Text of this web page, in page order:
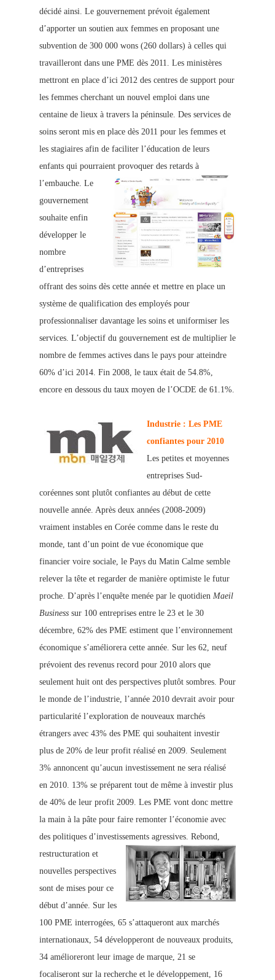
décidé ainsi. Le gouvernement prévoit également
d’apporter un soutien aux femmes en proposant une
subvention de 300 000 wons (260 dollars) à celles qui
travailleront dans une PME dès 2011. Les ministères
mettront en place d’ici 2012 des centres de support pour
les femmes cherchant un nouvel emploi dans une
centaine de lieux à travers la péninsule. Des services de
soins seront mis en place dès 2011 pour les femmes et
les stagiaires afin de faciliter l’éducation de leurs
enfants qui pourraient provoquer des retards à
l’embauche. Le
gouvernement
souhaite enfin
développer le
nombre
d’entreprises
offrant des soins dès cette année et mettre en place un
système de qualification des employés pour
professionnaliser davantage les soins et uniformiser les
services. L’objectif du gouvernement est de multiplier le
nombre de femmes actives dans le pays pour atteindre
60% d’ici 2014. Fin 2008, le taux était de 54.8%,
encore en dessous du taux moyen de l’OCDE de 61.1%.
Industrie : Les PME
confiantes pour 2010
Les petites et moyennes
entreprises Sud-
coréennes sont plutôt confiantes au début de cette
nouvelle année. Après deux années (2008-2009)
vraiment instables en Corée comme dans le reste du
monde, tant d’un point de vue économique que
financier voire sociale, le Pays du Matin Calme semble
relever la tête et regarder de manière optimiste le futur
proche. D’après l’enquête menée par le quotidien Maeil
Business sur 100 entreprises entre le 23 et le 30
décembre, 62% des PME estiment que l’environnement
économique s’améliorera cette année. Sur les 62, neuf
prévoient des revenus record pour 2010 alors que
seulement huit ont des perspectives plutôt sombres. Pour
le monde de l’industrie, l’année 2010 devrait avoir pour
particularité l’exploration de nouveaux marchés
étrangers avec 43% des PME qui souhaitent investir
plus de 20% de leur profit réalisé en 2009. Seulement
3% annoncent qu’aucun investissement ne sera réalisé
en 2010. 13% se préparent tout de même à investir plus
de 40% de leur profit 2009. Les PME vont donc mettre
la main à la pâte pour faire remonter l’économie avec
des politiques d’investissements agressives. Rebond,
restructuration et
nouvelles perspectives
sont de mises pour ce
début d’année. Sur les
100 PME interrogées, 65 s’attaqueront aux marchés
internationaux, 54 développeront de nouveaux produits,
34 amélioreront leur image de marque, 21 se
focaliseront sur la recherche et le développement, 16